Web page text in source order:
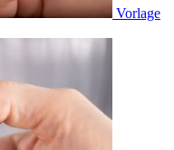
Vorlage